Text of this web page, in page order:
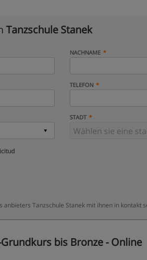
Tanzschule Stanek
NACHNAME
TELEFON
STADT
anbieters Tanzschule Stanek mit ihnen in kontakt
bis Bronze - Online